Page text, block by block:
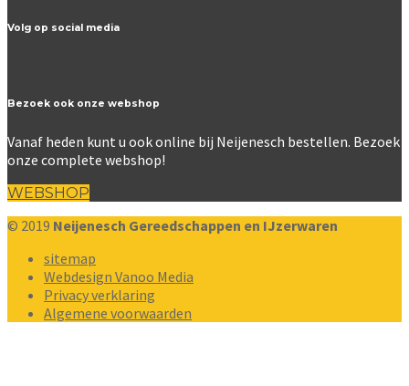
Volg op social media
Bezoek ook onze webshop
Vanaf heden kunt u ook online bij Neijenesch bestellen. Bezoek
onze complete webshop!
WEBSHOP
© 2019 Neijenesch Gereedschappen en IJzerwaren
sitemap
Webdesign Vanoo Media
Privacy verklaring
Algemene voorwaarden